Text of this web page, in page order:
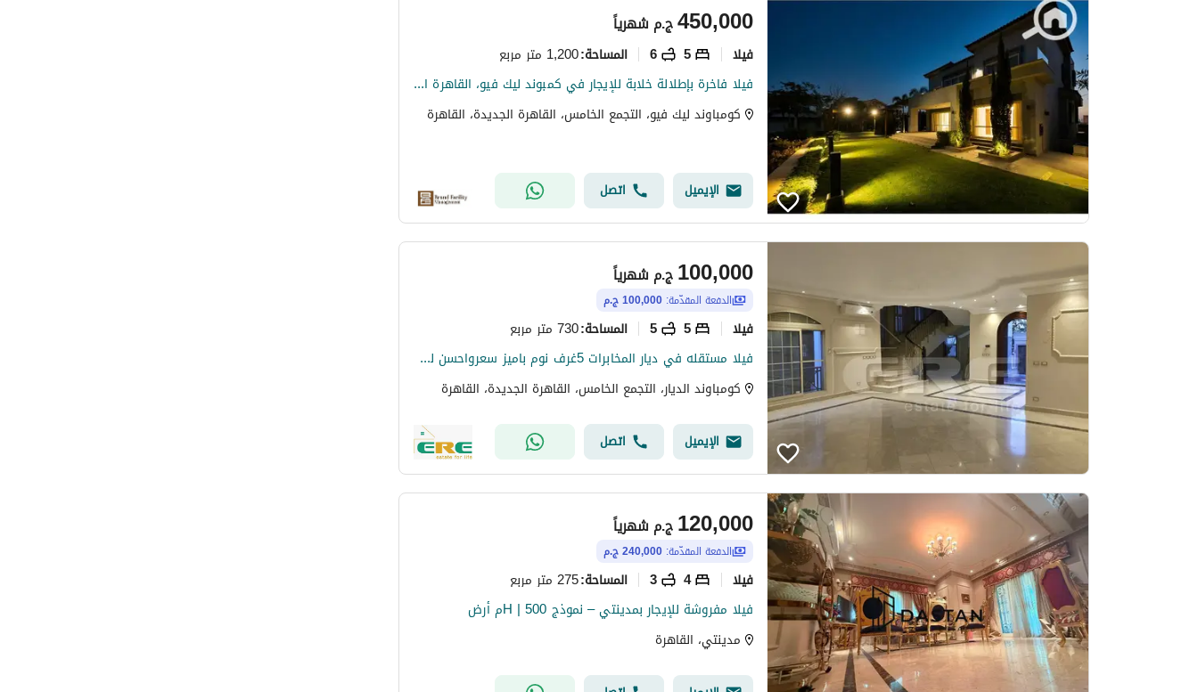
ج.م450,000 شهرياً
فیلا 5
6 المساحة:1,200 متر مربع
فيلا فاخرة بإطلالة خلابة للإيجار في كمبوند ليك فيو، القاهرة الجديدة كمبوند ليك فيو الراقي لأول مرة للإيجار إطلالة بانورامية مميزة على البحيرات ومسبح
كومباوند ليك فيو، التجمع الخامس، القاهرة الجديدة، القاهرة
الإيميل اتصل
ج.م100,000 شهرياً
الدفعة المقدّمة: 100,000 ج.م
فیلا 5
5 المساحة:730 متر مربع
فيلا مستقله في ديار المخابرات 5غرف نوم باميز سعرواحسن لوكيشن
كومباوند الديار، التجمع الخامس، القاهرة الجديدة، القاهرة
الإيميل اتصل
ج.م120,000 شهرياً
الدفعة المقدّمة: 240,000 ج.م
فیلا 4
3 المساحة:275 متر مربع
فيلا مفروشة للإيجار بمدينتي – نموذج H | 500م أرض
مدينتي، القاهرة